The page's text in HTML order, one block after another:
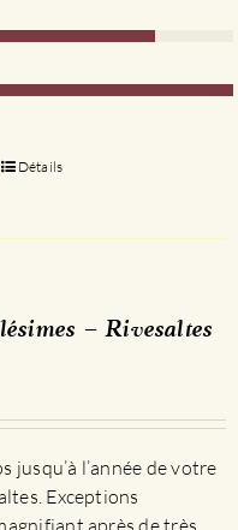
Ce
options
choisies
sur
la
page
Détails
– Rivesaltes
jusqu’à l’année de votre
Exceptions
après de très